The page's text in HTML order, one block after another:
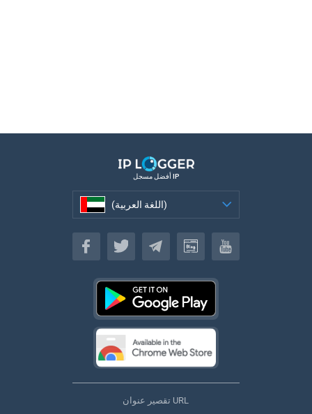
أفضل مسجل IP
(اللغة العربية)
(اللغة العربية)
تقصير عنوان URL